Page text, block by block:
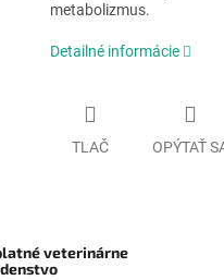
metabolizmus.
Detailné informácie
TLAČ OPÝTAŤ
veterinárne